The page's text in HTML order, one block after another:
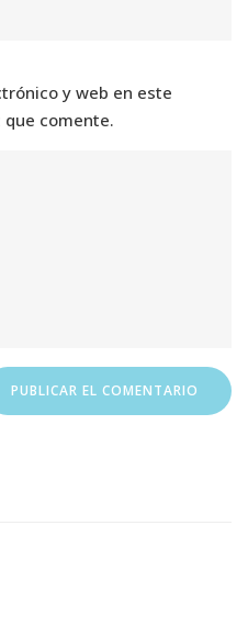
y web en este
comente.